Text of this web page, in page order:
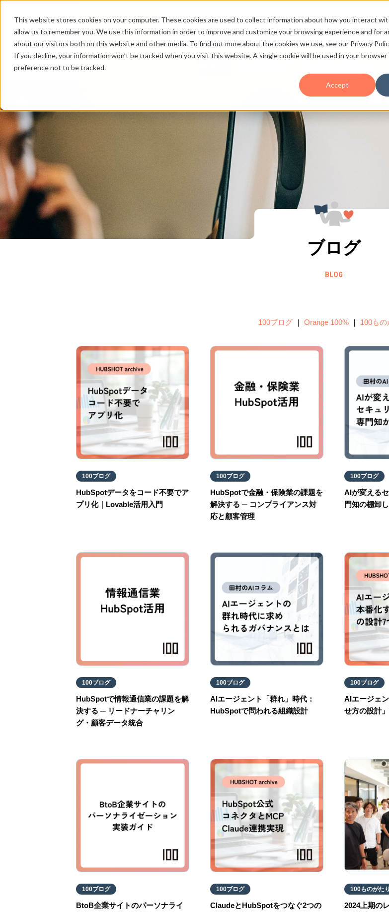
This website stores cookies on your computer. These cookies are used to collect information about how you interact
allow us to remember you. We use this information in order to improve and customize your browsing experience and for
about our visitors both on this website and other media. To find out more about the cookies we use, see our Privacy
If you decline, your information won’t be tracked when you visit this website. A single cookie will be used in your
preference not to be tracked.
Accept
ブログ
BLOG
100ブログ ｜ Orange 100% ｜ 100もの
100ブログ
HubSpotデータをコード不要でア
プリ化｜Lovable活用入門
100ブログ
HubSpotで金融・保険業の課題を
解決する ─ コンプライアンス対
応と顧客管理
100ブログ
AIが変える
門知の棚卸
100ブログ
HubSpotで情報通信業の課題を解
決する ─ リードナーチャリン
グ・顧客データ統合
100ブログ
AIエージェント「群れ」時代：
HubSpotで問われる組織設計
100ブログ
AIエージェ
せ方の設計
100ブログ
BtoB企業サイトのパーソナライ
100ブログ
ClaudeとHubSpotをつなぐ2つの
100ものがたり
2024上期の